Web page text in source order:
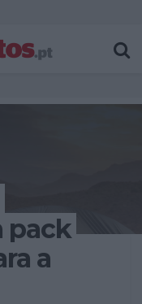
pack
a